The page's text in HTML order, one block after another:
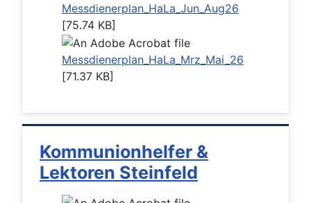
Messdienerplan_HaLa_Jun_Aug26
[75.74 KB]
Messdienerplan_HaLa_Mrz_Mai_26
[71.37 KB]
Kommunionhelfer &
Lektoren Steinfeld